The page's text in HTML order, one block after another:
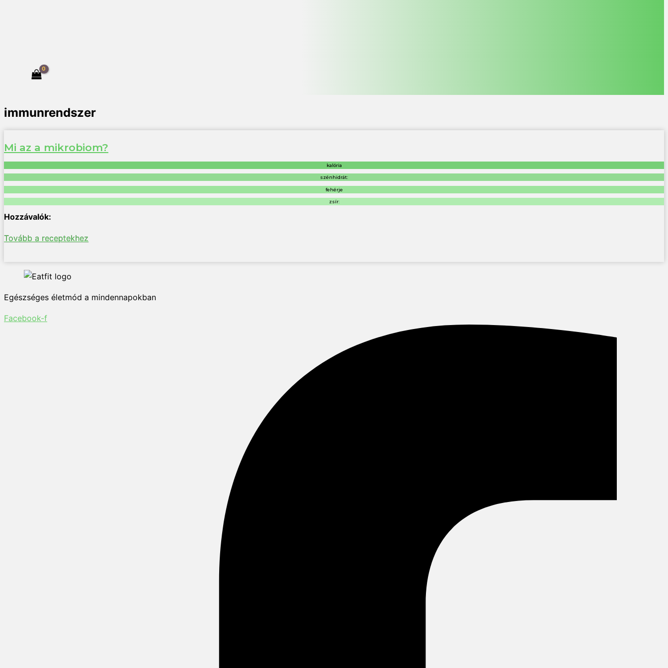
immunrendszer
Mi az a mikrobiom?
kalória
szénhidrát:
fehérje
zsír:
Tovább a receptekhez
Egészséges életmód a mindennapokban
Facebook-f